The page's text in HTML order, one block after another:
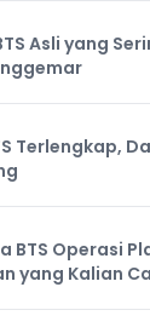
Asli yang
Terlengkap,
BTS Operasi
yang Kalian